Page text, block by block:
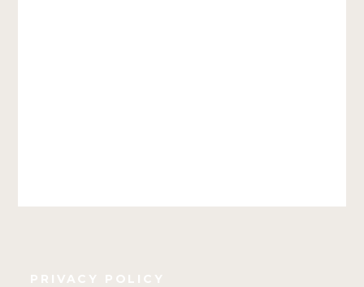
PRIVACY POLICY